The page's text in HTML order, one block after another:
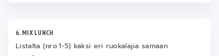
6. MIX LUNCH
Listalta (nro.1-5) kaksi eri ruokalajia samaan